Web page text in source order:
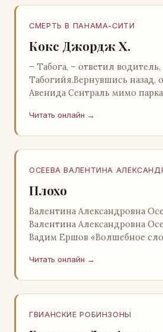
СМЕРТЬ В ПАНАМА-СИТИ
Кокс Джордж Х.
– Табога, – ответил водитель,
Табогийя.Вернувшись назад,
Авенида Сентраль мимо парка
отель…
Читать онлайн →
ОСЕЕВА ВАЛЕНТИНА
Плохо
Валентина Александровна
Валентина Александровна
Вадим Ершов «Волшебное
Александровна ОСЕЕВ…
Читать онлайн →
ГВИАНСКИЕ РОБИНЗОНЫ